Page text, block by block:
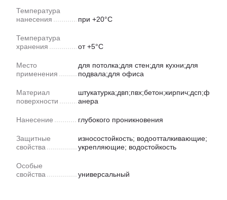
Температура
нанесения
при +20°С
Температура
хранения
от +5°С
Место
применения
для потолка;для стен;для кухни;для
подвала;для офиса
Материал
поверхности
штукатурка;двп;пвх;бетон;кирпич;дсп;ф
анера
Нанесение глубокого проникновения
Защитные
свойства
износостойкость; водоотталкивающие;
укрепляющие; водостойкость
Особые
свойства
универсальный